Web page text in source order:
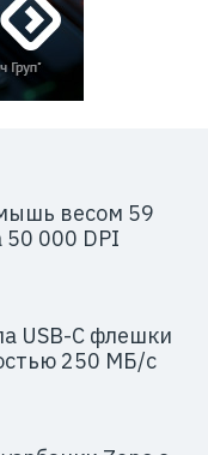
весом 59
50 000 DPI
USB-C флешки
250 МБ/с